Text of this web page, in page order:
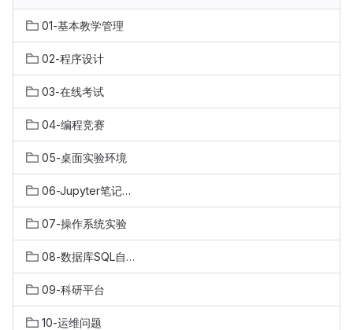
01-基本教学管理
02-程序设计
03-在线考试
04-编程竞赛
05-桌面实验环境
06-Jupyter笔记实验环境
07-操作系统实验
08-数据库SQL自动评测
09-科研平台
10-运维问题